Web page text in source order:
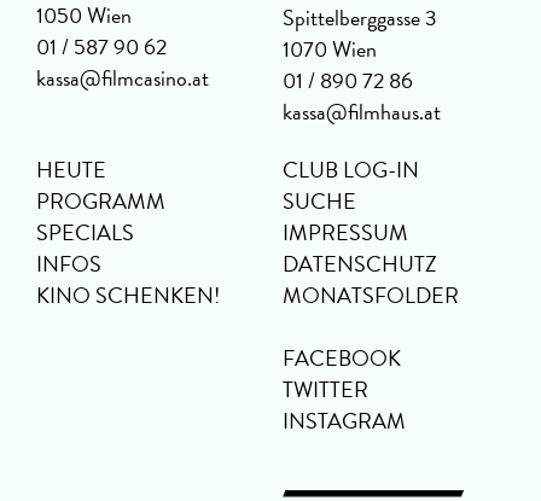
1050 Wien
01 / 587 90 62
kassa@filmcasino.at
Spittelberggasse 3
1070 Wien
01 / 890 72 86
kassa@filmhaus.at
HEUTE
PROGRAMM
SPECIALS
INFOS
KINO SCHENKEN!
CLUB LOG-IN
SUCHE
IMPRESSUM
DATENSCHUTZ
MONATSFOLDER
FACEBOOK
TWITTER
INSTAGRAM